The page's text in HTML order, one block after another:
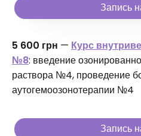
Запись
5 600 грн — Курс
№8: введение
раствора №4, проведение
аутогемоозонотерапии №4
Запись